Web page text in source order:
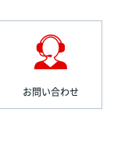
お問い合わせ